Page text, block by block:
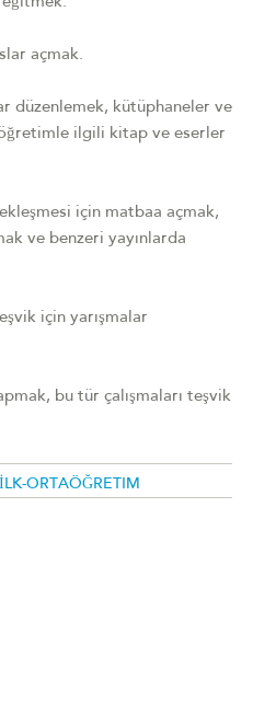
açmak.
düzenlemek, kütüphaneler ve
ilgili kitap ve eserler
için matbaa açmak,
ve benzeri yayınlarda
için yarışmalar
bu tür çalışmaları teşvik
İLK-ORTAÖĞRETIM